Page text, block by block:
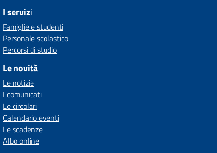
I servizi
Famiglie e studenti
Personale scolastico
Percorsi di studio
Le novità
Le notizie
I comunicati
Le circolari
Calendario eventi
Le scadenze
Albo online